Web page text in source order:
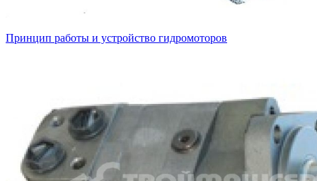
Принцип работы и устройство гидромоторов